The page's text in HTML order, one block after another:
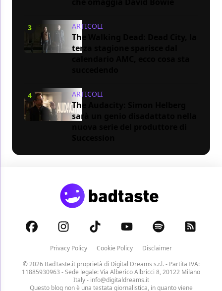
3 ARTICOLI
The Walking Dead: Dead City, la
terza stagione sparisce dal
4 ARTICOLI
The Audacity: Simon Helberg
sarà un genio disadattato nella
Privacy Policy Cookie Policy
Disclaimer
© 2026 BadTaste.it proprietà di Digital Dreams s.r.l.- Partita IVA:
11885930963 - Sede legale: Via Alberico Albricci 8, 20122 Milano
Italy - info@digitaldreams.it
Questo blog non è una testata giornalistica, in quanto viene